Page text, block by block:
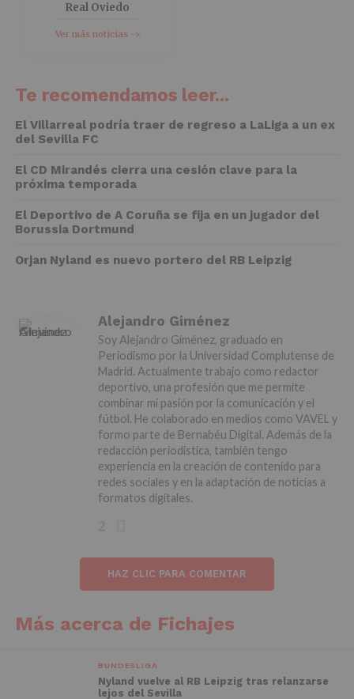
Real Oviedo
Ver más noticias ->
Te recomendamos leer...
El Villarreal podría traer de regreso a LaLiga a un ex
del Sevilla FC
El CD Mirandés cierra una cesión clave para la
próxima temporada
El Deportivo de A Coruña se fija en un jugador del
Borussia Dortmund
Orjan Nyland es nuevo portero del RB Leipzig
Alejandro Giménez
Soy Alejandro Giménez, graduado en
Periodismo por la Universidad Complutense de
Madrid. Actualmente trabajo como redactor
deportivo, una profesión que me permite
combinar mi pasión por la comunicación y el
fútbol. He colaborado en medios como VAVEL y
formo parte de Bernabéu Digital. Además de la
redacción periodística, también tengo
experiencia en la creación de contenido para
redes sociales y en la adaptación de noticias a
formatos digitales.
HAZ CLIC PARA COMENTAR
Más acerca de Fichajes
BUNDESLIGA
Nyland vuelve al RB Leipzig tras relanzarse
lejos del Sevilla